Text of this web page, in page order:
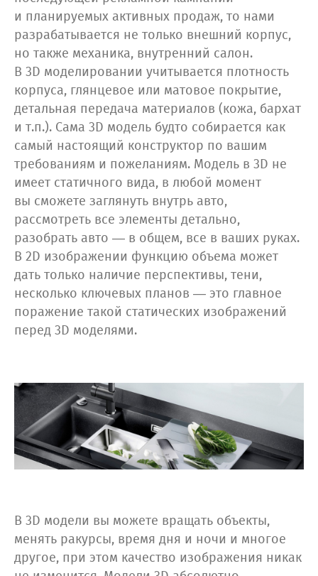
и планируемых активных продаж, то нами
разрабатывается не только внешний корпус,
но также механика, внутренний салон.
В 3D моделировании учитывается плотность
корпуса, глянцевое или матовое покрытие,
детальная передача материалов (кожа, бархат
и т.п.). Сама 3D модель будто собирается как
самый настоящий конструктор по вашим
требованиям и пожеланиям. Модель в 3D не
имеет статичного вида, в любой момент
вы сможете заглянуть внутрь авто,
рассмотреть все элементы детально,
разобрать авто — в общем, все в ваших руках.
В 2D изображении функцию объема может
дать только наличие перспективы, тени,
несколько ключевых планов — это главное
поражение такой статических изображений
перед 3D моделями.
В 3D модели вы можете вращать объекты,
менять ракурсы, время дня и ночи и многое
другое, при этом качество изображения никак